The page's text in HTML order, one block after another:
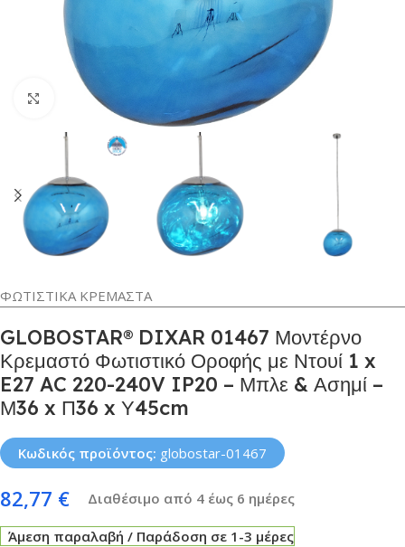
Κλικ για μεγέθυνση
ΦΩΤΙΣΤΙΚΑ ΚΡΕΜΑΣΤΑ
GLOBOSTAR® DIXAR 01467 Μοντέρνο
Κρεμαστό Φωτιστικό Οροφής με Ντουί 1 x
E27 AC 220-240V IP20 – Μπλε & Ασημί –
Μ36 x Π36 x Υ45cm
Κωδικός προϊόντος: globostar-01467
82,77 € Διαθέσιμο από 4 έως 6 ημέρες
Άμεση παραλαβή / Παράδοση σε 1-3 μέρες